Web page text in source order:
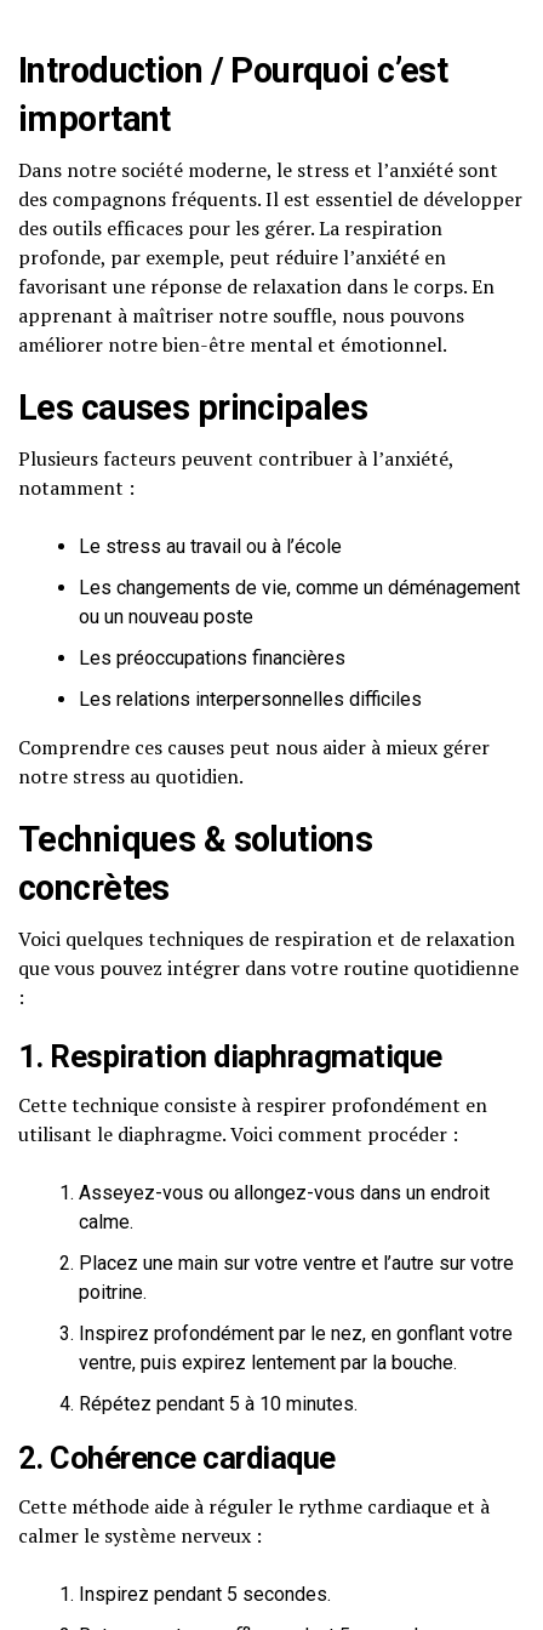
Introduction / Pourquoi c’est
important
Dans notre société moderne, le stress et l’anxiété sont
des compagnons fréquents. Il est essentiel de développer
des outils efficaces pour les gérer. La respiration
profonde, par exemple, peut réduire l’anxiété en
favorisant une réponse de relaxation dans le corps. En
apprenant à maîtriser notre souffle, nous pouvons
améliorer notre bien-être mental et émotionnel.
Les causes principales
Plusieurs facteurs peuvent contribuer à l’anxiété,
notamment :
Le stress au travail ou à l’école
Les changements de vie, comme un déménagement
ou un nouveau poste
Les préoccupations financières
Les relations interpersonnelles difficiles
Comprendre ces causes peut nous aider à mieux gérer
notre stress au quotidien.
Techniques & solutions
concrètes
Voici quelques techniques de respiration et de relaxation
que vous pouvez intégrer dans votre routine quotidienne
:
1. Respiration diaphragmatique
Cette technique consiste à respirer profondément en
utilisant le diaphragme. Voici comment procéder :
Asseyez-vous ou allongez-vous dans un endroit
calme.
Placez une main sur votre ventre et l’autre sur votre
poitrine.
Inspirez profondément par le nez, en gonflant votre
ventre, puis expirez lentement par la bouche.
Répétez pendant 5 à 10 minutes.
2. Cohérence cardiaque
Cette méthode aide à réguler le rythme cardiaque et à
calmer le système nerveux :
Inspirez pendant 5 secondes.